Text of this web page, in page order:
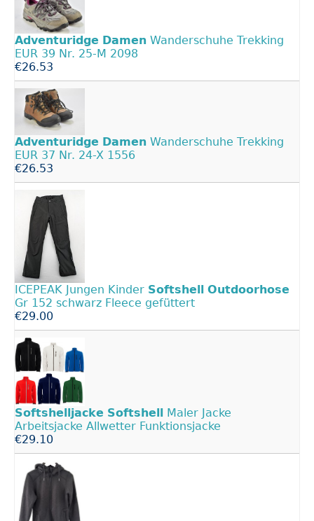
Adventuridge Damen Wanderschuhe Trekking
EUR 39 Nr. 25-M 2098
€26.53
Adventuridge Damen Wanderschuhe Trekking
EUR 37 Nr. 24-X 1556
€26.53
ICEPEAK Jungen Kinder Softshell
Outdoorhose
Gr 152 schwarz Fleece gefüttert
€29.00
Softshelljacke Softshell
Maler Jacke
Arbeitsjacke Allwetter Funktionsjacke
€29.10